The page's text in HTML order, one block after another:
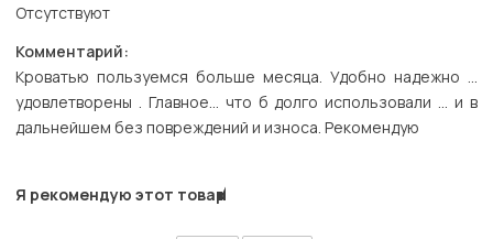
Отсутствуют
Комментарий:
Кроватью пользуемся больше месяца. Удобно надежно …
удовлетворены . Главное… что б долго использовали … и в
дальнейшем без повреждений и износа. Рекомендую
Я рекомендую этот товар